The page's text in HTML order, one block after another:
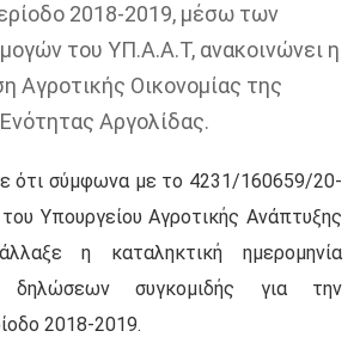
2018-2019, μέσω των
του ΥΠ.Α.Α.Τ, ανακοινώνει η
Αγροτικής Οικονομίας της
Αργολίδας.
ότι σύμφωνα με το 4231/160659/20-
Υπουργείου Αγροτικής Ανάπτυξης
η καταληκτική ημερομηνία
συγκομιδής για την
2018-2019.